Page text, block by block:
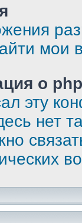
мои
о
эту
нет